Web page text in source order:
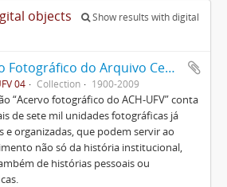
objects
Show results with digital
Acervo Fotográfico do Arquivo Central Histórico da UFV
04 Collection 1900-2009
“Acervo fotográfico do ACH-UFV” conta
de sete mil unidades fotográficas já
e organizadas, que podem servir ao
não só da história institucional,
de histórias pessoais ou